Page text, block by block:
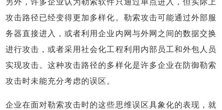
另外，许多企业认为勒索软件只通过单点进入，但实际上
攻击路径已经变得更加多样化。勒索攻击可能通过外部服
务器直接进入，或者利用企业内网与外网之间的数据交换
进行攻击，或者采用社会化工程利用内部员工和外包人员
实现攻击。这种攻击路径的多样化是许多企业在防御勒索
攻击时未能充分考虑的误区。
企业在面对勒索攻击时的这些思维误区具象化的表现，就